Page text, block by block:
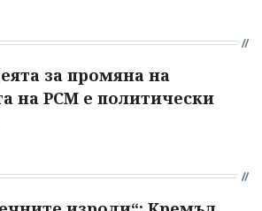
за промяна на
на РСМ е политически